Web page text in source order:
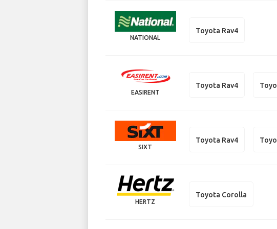
NATIONAL
Toyota Rav4
EASIRENT
Toyota Rav4
SIXT
Toyota Rav4
HERTZ
Toyota Corolla